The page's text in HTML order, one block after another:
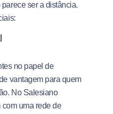
ser a distância.
no papel de
vantagem para quem
No Salesiano
com uma rede de